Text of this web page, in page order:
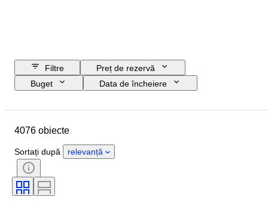
Filtre
Preț de rezervă
Buget
Data de încheiere
Sexul
Certificare
Tehnică
Semnătură
Copertă
Culoare
4076 obiecte
Sortați după relevanță